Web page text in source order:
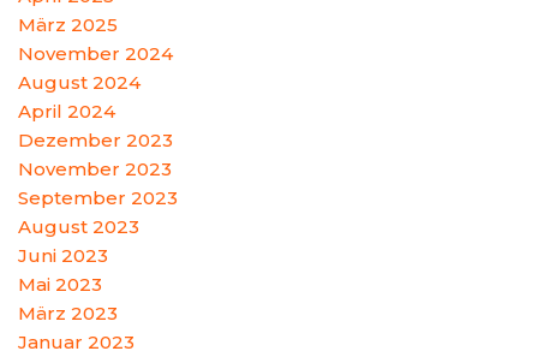
März 2025
November 2024
August 2024
April 2024
Dezember 2023
November 2023
September 2023
August 2023
Juni 2023
Mai 2023
März 2023
Januar 2023